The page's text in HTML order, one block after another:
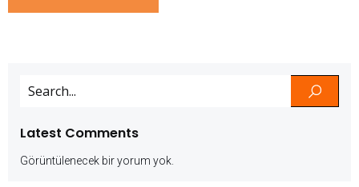
Latest Comments
Görüntülenecek bir yorum yok.